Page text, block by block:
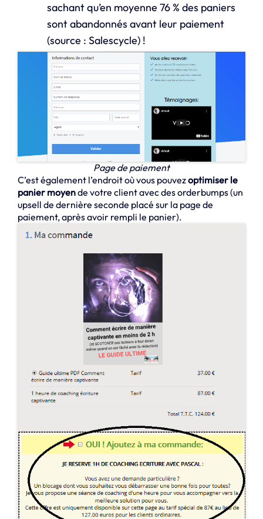
sachant qu’en moyenne 76 % des paniers
sont abandonnés avant leur paiement
(source : Salescycle) !
Page de paiement
C’est également l’endroit où vous pouvezoptimiser le
panier moyende votre client avec des orderbumps (un
upsell de dernière seconde placé sur la page de
paiement, après avoir rempli le panier).